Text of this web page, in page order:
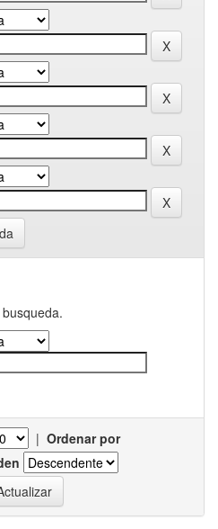
| Ordenar por